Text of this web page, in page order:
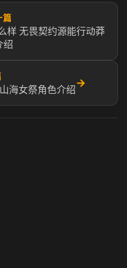
篇
样 无畏契约源能行动莽
绍
海女祭角色介绍
→